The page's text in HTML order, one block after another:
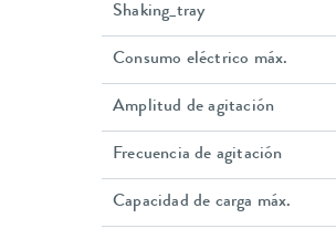
Shaking_tray
Consumo eléctrico máx.
Amplitud de agitación
Frecuencia de agitación
Capacidad de carga máx.